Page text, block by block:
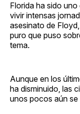
Florida ha sido
vivir intensas
asesinato de
puro que puso
tema.
Aunque en los
ha disminuido, las
unos pocos aún se